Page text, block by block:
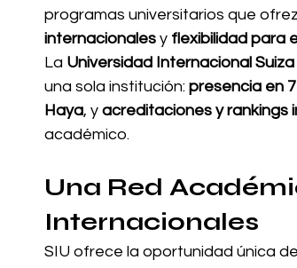
programas universitarios que
internacionales y flexibilidad para
La Universidad Internacional
una sola institución: presencia en
Haya, y acreditaciones y rankings
académico.
Una Red
Internacionales
SIU ofrece la oportunidad única